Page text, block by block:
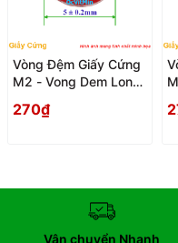
Vòng Đệm Giấy Cứng
M2 - Vong Dem Long
270₫
Vận chuyển Nhanh